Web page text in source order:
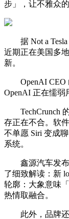
步」，让不雅众
据 Not a Tesla
近期正在美国多
新。
OpenAI CEO
OpenAI 正在懦弱
TechCrunch 的
存正在不合。软
不单愿 Siri 变成
系统。
鑫源汽车发布
了细致解读：新
轮廓：大象意味
热情取融合。
此外，品牌还